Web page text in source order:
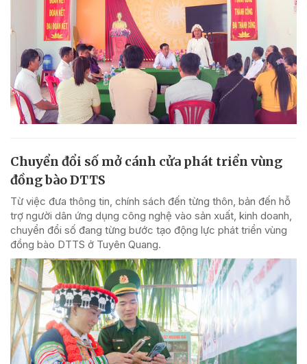
Chuyển đổi số mở cánh cửa phát triển vùng
đồng bào DTTS
Từ việc đưa thông tin, chính sách đến từng thôn, bản đến hỗ
trợ người dân ứng dụng công nghệ vào sản xuất, kinh doanh,
chuyển đổi số đang từng bước tạo động lực phát triển vùng
đồng bào DTTS ở Tuyên Quang.